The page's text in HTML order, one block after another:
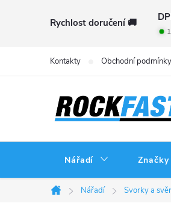
Rychlost doručení 🚚
Kontakty Obchodní podmínky
Nářadí Značky
Domů
Nářadí Svorky a